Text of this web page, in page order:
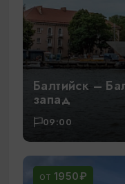
Балтийск –
запад
09:00
ОТ 1950₽